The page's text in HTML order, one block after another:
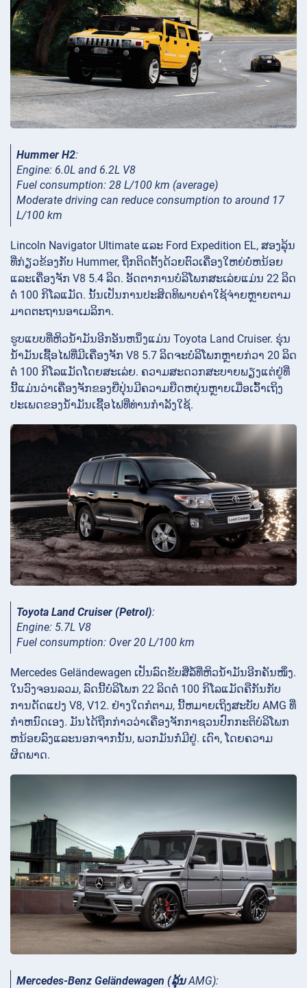
Hummer H2:
Engine: 6.0L and 6.2L V8
Fuel consumption: 28 L/100 km (average)
Moderate driving can reduce consumption to around 17
L/100 km
Lincoln Navigator Ultimate ແລະ Ford Expedition EL, ສອງລຸ້ນ
ທີ່ກ່ຽວຂ້ອງກັບ Hummer, ຖືກຕິດຕັ້ງດ້ວຍຕົວເຄື່ອງໃຫຍ່ບໍ່ຫນ້ອຍ
ແລະເຄື່ອງຈັກ V8 5.4 ລິດ. ອັດຕາການບໍລິໂພກສະເລ່ຍແມ່ນ 22 ລິດ
ຕໍ່ 100 ກິໂລແມັດ. ນັ້ນ​ເປັນ​ການ​ປະ​ສິດ​ທິ​ພາບ​ຄ່າ​ໃຊ້​ຈ່າຍ​ຫຼາຍ​ຕາມ​
ມາດ​ຕະ​ຖານ​ອາ​ເມລິ​ກາ​.
ຮູບແບບທີ່ຫິວນໍ້າມັນອີກອັນຫນຶ່ງແມ່ນ Toyota Land Cruiser. ຮຸ່ນ
ນໍ້າມັນເຊື້ອໄຟທີ່ມີເຄື່ອງຈັກ V8 5.7 ລິດຈະບໍລິໂພກຫຼາຍກ່ວາ 20 ລິດ
ຕໍ່ 100 ກິໂລແມັດໂດຍສະເລ່ຍ. ຄວາມສະດວກສະບາຍພຽງແຕ່ຢູ່ທີ່
ນີ້ແມ່ນວ່າເຄື່ອງຈັກຂອງຍີ່ປຸ່ນມີຄວາມຍືດຫຍຸ່ນຫຼາຍເມື່ອເວົ້າເຖິງ
ປະເພດຂອງນໍ້າມັນເຊື້ອໄຟທີ່ທ່ານກໍາລັງໃຊ້.
Toyota Land Cruiser (Petrol):
Engine: 5.7L V8
Fuel consumption: Over 20 L/100 km
Mercedes Geländewagen ເປັນລົດຂັບສີ່ລໍ້ທີ່ຫິວນ້ຳມັນອີກຄັນໜຶ່ງ.
ໃນວົງຈອນລວມ, ລົດນີ້ບໍລິໂພກ 22 ລິດຕໍ່ 100 ກິໂລແມັດຄືກັນກັບ
ການດັດແປງ V8, V12. ຢ່າງໃດກໍຕາມ, ນີ້ຫມາຍເຖິງສະບັບ AMG ທີ່
ກໍາຫນົດເອງ. ມັນໄດ້ຖືກກ່າວວ່າເຄື່ອງຈັກກາຊວນປົກກະຕິບໍລິໂພກ
ຫນ້ອຍລົງແລະນອກຈາກນັ້ນ, ພວກມັນກໍ່ມີຢູ່. ເດົາ, ໂດຍຄວາມ
ຜິດພາດ.
Mercedes-Benz Geländewagen (ລຸ້ນAMG):